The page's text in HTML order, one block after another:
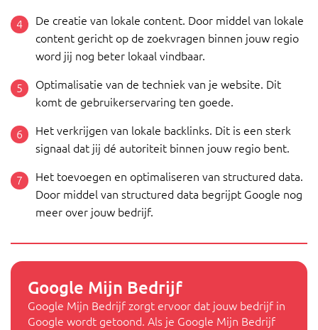
De creatie van lokale content. Door middel van lokale
content gericht op de zoekvragen binnen jouw regio
word jij nog beter lokaal vindbaar.
Optimalisatie van de techniek van je website. Dit
komt de gebruikerservaring ten goede.
Het verkrijgen van lokale backlinks. Dit is een sterk
signaal dat jij dé autoriteit binnen jouw regio bent.
Het toevoegen en optimaliseren van structured data.
Door middel van structured data begrijpt Google nog
meer over jouw bedrijf.
Google Mijn Bedrijf
Google Mijn Bedrijf zorgt ervoor dat jouw bedrijf in
Google wordt getoond. Als je Google Mijn Bedrijf